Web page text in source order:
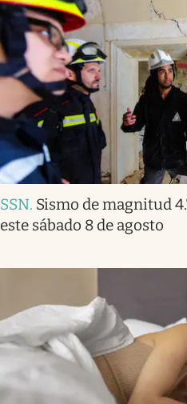
SSN. Sismo de magnitud
este sábado 8 de agosto